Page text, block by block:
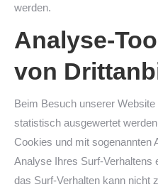
werden.
Analyse-
von
Beim Besuch unserer
statistisch ausgewertet
Cookies und mit sogenannten
Analyse Ihres Surf-Verhaltens
das Surf-Verhalten kann nicht